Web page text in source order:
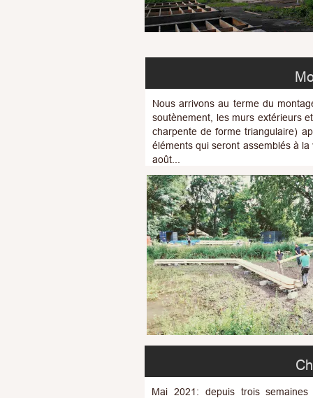
Nous arrivons au terme du
soutènement, les murs extérieurs
charpente de forme triangulaire)
éléments qui seront assemblés à
août...
Mai 2021: depuis trois